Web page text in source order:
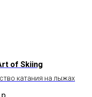
of Skiing
катания на лыжах
р.